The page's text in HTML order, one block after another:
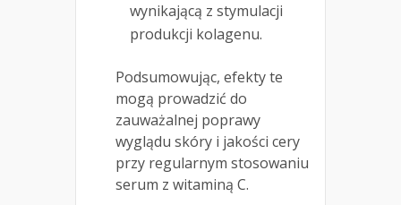
wynikającą z stymulacji
produkcji kolagenu.
Podsumowując, efekty te
mogą prowadzić do
zauważalnej poprawy
wyglądu skóry i jakości cery
przy regularnym stosowaniu
serum z witaminą C.